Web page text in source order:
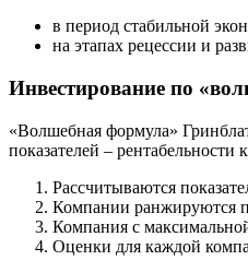
в период стабильной
на этапах рецессии и
Инвестирование по
«Волшебная формула»
показателей –
Рассчитываются
Компании ранжируются
Компания с
Оценки для каждой